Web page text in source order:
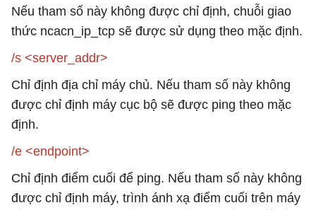
Nếu tham số này không được chỉ định, chuỗi giao
thức ncacn_ip_tcp sẽ được sử dụng theo mặc định.
/s <server_addr>
Chỉ định địa chỉ máy chủ. Nếu tham số này không
được chỉ định máy cục bộ sẽ được ping theo mặc
định.
/e <endpoint>
Chỉ định điểm cuối để ping. Nếu tham số này không
được chỉ định máy, trình ánh xạ điểm cuối trên máy